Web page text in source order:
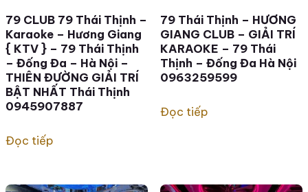
79 CLUB 79 Thái Thịnh –
Karaoke – Hương Giang
{ KTV } – 79 Thái Thịnh
– Đống Đa – Hà Nội –
THIÊN ĐƯỜNG GIẢI TRÍ
BẬT NHẤT Thái Thịnh
0945907887
Đọc tiếp
79 Thái Thịnh – HƯƠNG
GIANG CLUB – GIẢI TRÍ
KARAOKE – 79 Thái
Thịnh – Đống Đa Hà Nội
0963259599
Đọc tiếp